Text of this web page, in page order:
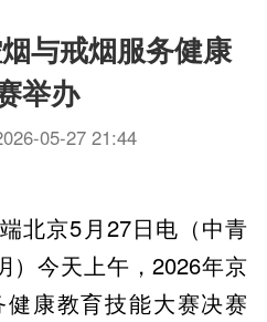
与戒烟服务健康
举办
05-27 21:44
北京5月27日电（中青
）今天上午，2026年京
康教育技能大赛决赛